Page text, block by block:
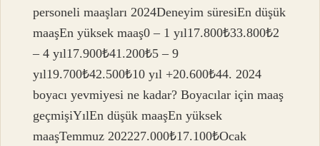
personeli maaşları 2024Deneyim süresiEn düşük
maaşEn yüksek maaş0 – 1 yıl17.800₺33.800₺2
– 4 yıl17.900₺41.200₺5 – 9
yıl19.700₺42.500₺10 yıl +20.600₺44. 2024
boyacı yevmiyesi ne kadar? Boyacılar için maaş
geçmişiYılEn düşük maaşEn yüksek
maaşTemmuz 202227.000₺17.100₺Ocak